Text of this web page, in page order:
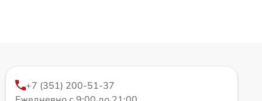
+7 (351) 200-51-37